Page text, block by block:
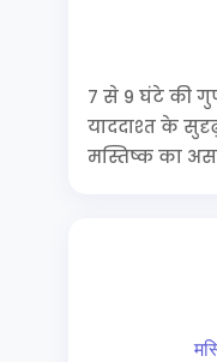
7 से 9 घंटे की
याददाश्त के
मस्तिष्क का